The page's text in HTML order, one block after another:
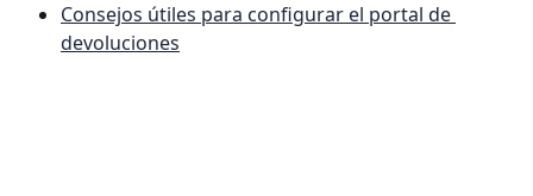
Consejos útiles para configurar el portal de
devoluciones